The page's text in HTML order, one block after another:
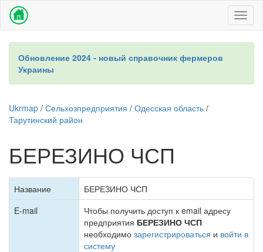
Обновление 2024 - новый справочник фермеров
Украины
Ukrmap / Сельхозпредприятия / Одесская область /
Тарутинский район
БЕРЕЗИНО ЧСП
Название
БЕРЕЗИНО ЧСП
E-mail
Чтобы получить доступ к email адресу
предприятия БЕРЕЗИНО ЧСП
необходимо зарегистрироваться и войти в
систему